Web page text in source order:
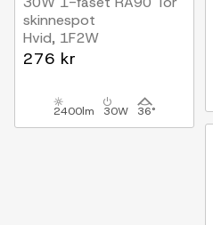
skinnespot
Hvid, 1F2W
276 kr
2400lm 30W 36°